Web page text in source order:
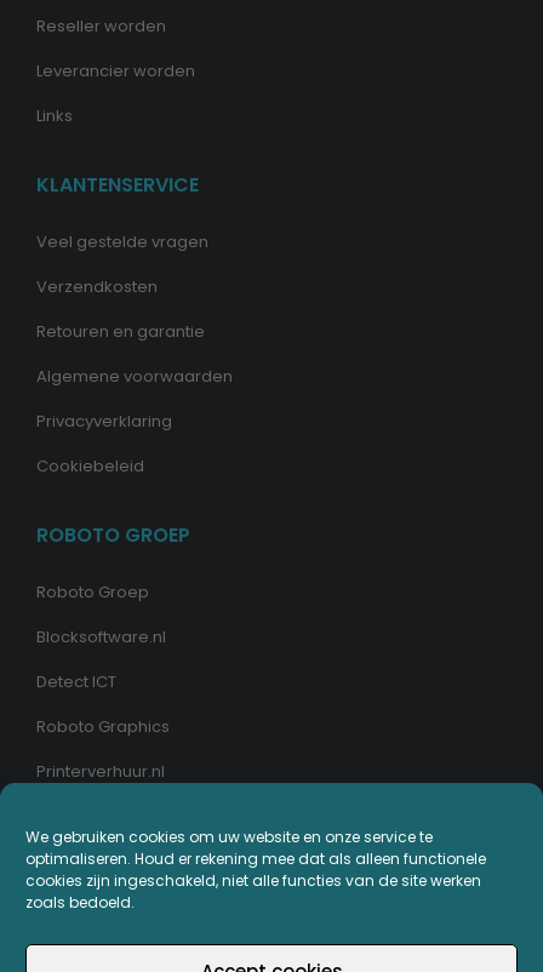
We gebruiken cookies om uw website en onze service te
optimaliseren. Houd er rekening mee dat als alleen functionele
cookies zijn ingeschakeld, niet alle functies van de site werken
zoals bedoeld.
Reseller worden
Leverancier worden
Links
KLANTENSERVICE
Veel gestelde vragen
Verzendkosten
Retouren en garantie
Algemene voorwaarden
Privacyverklaring
Cookiebeleid
ROBOTO GROEP
Roboto Groep
Blocksoftware.nl
Detect ICT
Roboto Graphics
Printerverhuur.nl
MIJN PRINTERPLAZA.NL
Bestellingen
Mijn Printerpunten